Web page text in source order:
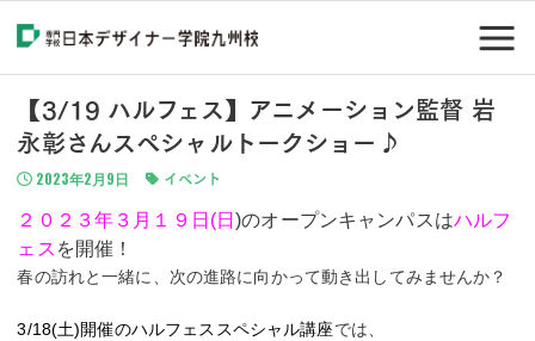
【3/19 ハルフェス】アニメーション監督 岩
永彰さんスペシャルトークショー♪
2023年2月9日 イベント
２０２３年３月１９日(日)のオープンキャンパスはハルフ
ェス を開催！
春の訪れと一緒に、次の進路に向かって動き出してみませんか？
3/18(土)開催のハルフェススペシャル講座では、